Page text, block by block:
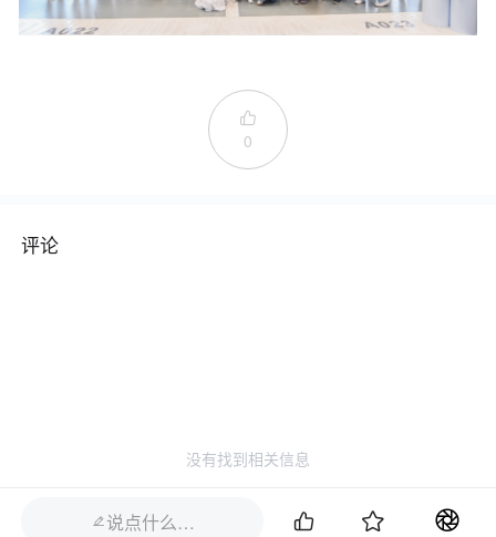

0
评论
没有找到相关信息
说点什么…  